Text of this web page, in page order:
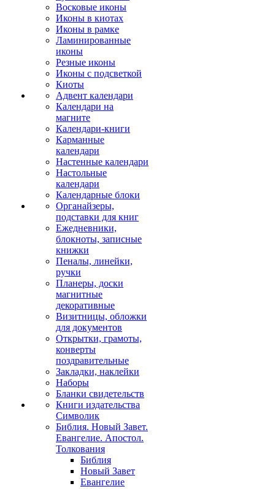
Восковые иконы
Иконы в киотах
Иконы в рамке
Ламинированные
иконы
Резные иконы
Иконы с подсветкой
Киоты
Адвент календари
Календари на
магните
Календари-книги
Карманные
календари
Настенные календари
Настольные
календари
Календарные блоки
Органайзеры,
подставки для книг
Ежедневники,
блокноты, записные
книжки
Пеналы, линейки,
ручки
Планеры, доски
магнитные
декоративные
Визитницы, обложки
для документов
Открытки, грамоты,
конверты
поздравительные
Закладки, наклейки
Наборы
Бланки свидетельств
Книги издательства
Символик
Библия. Новый Завет.
Евангелие. Апостол.
Толкования
Библия
Новый Завет
Евангелие